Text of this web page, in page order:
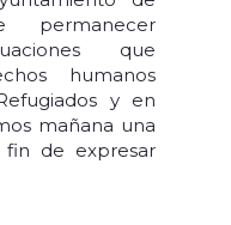
permanecer
que
humanos
y en
mañana una
de expresar